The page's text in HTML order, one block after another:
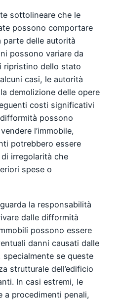
sottolineare che le
possono comportare
parte delle autorità
possono variare da
ripristino dello stato
casi, le autorità
demolizione delle opere
costi significativi
possono
l’immobile,
potrebbero essere
irregolarità che
spese o
la responsabilità
dalle difformità
possono essere
danni causati dalle
se queste
strutturale dell’edificio
In casi estremi, le
procedimenti penali,